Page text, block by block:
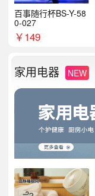
百事随行杯BS-Y-58
0-027
￥149
家用电器 NEW